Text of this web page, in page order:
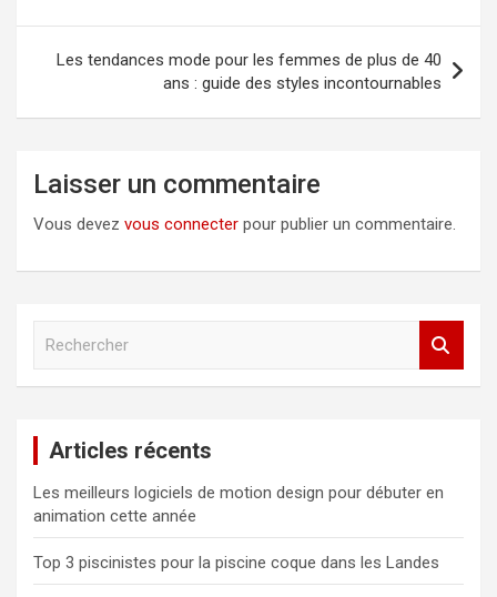
l’article
Les tendances mode pour les femmes de plus de 40
ans : guide des styles incontournables
Laisser un commentaire
Vous devez vous connecter pour publier un commentaire.
c
h
e
r
Articles récents
Les meilleurs logiciels de motion design pour débuter en
animation cette année
Top 3 piscinistes pour la piscine coque dans les Landes